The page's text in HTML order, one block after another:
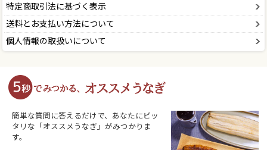
特定商取引法に基づく表示
送料とお支払い方法について
個人情報の取扱いについて
簡単な質問に答えるだけで、あなたにピッ
タリな「オススメうなぎ」がみつかりま
す。